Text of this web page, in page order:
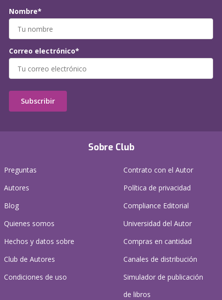
Sobre Club
Preguntas
Autores
Blog
Quienes somos
Hechos y datos sobre
Club de Autores
Condiciones de uso
Contrato con el Autor
Política de privacidad
Compliance Editorial
Universidad del Autor
Compras en cantidad
Canales de distribución
Simulador de publicación
de libros
Nombre*
Correo electrónico*
Subscribir